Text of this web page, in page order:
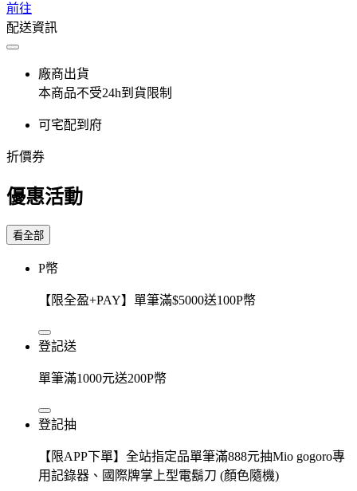
前往
配送資訊
廠商出貨
本商品不受24h到貨限制
可宅配到府
折價券
優惠活動
看全部
P幣
【限全盈+PAY】單筆滿$5000送100P幣
登記送
單筆滿1000元送200P幣
登記抽
【限APP下單】全站指定品單筆滿888元抽Mio gogoro專
用記錄器、國際牌掌上型電鬍刀 (顏色隨機)